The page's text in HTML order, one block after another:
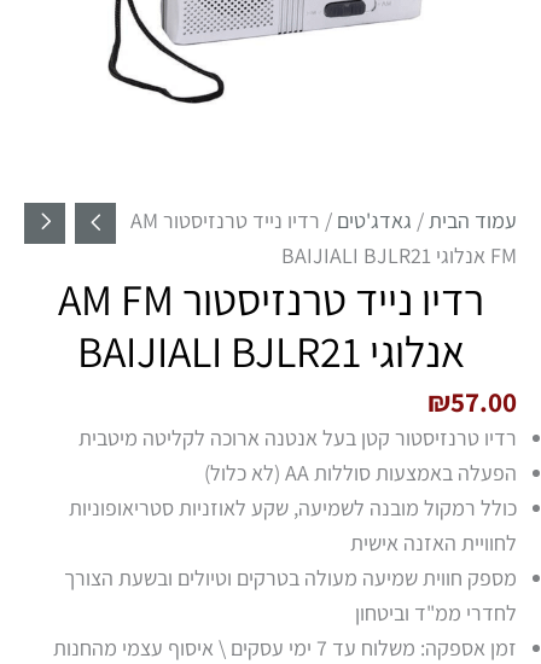
עמוד הבית/ גאדג'טים
/ רדיו נייד טרנזיסטור AM
FM אנלוגי BAIJIALI BJLR21
רדיו נייד טרנזיסטור AM FM
אנלוגי BAIJIALI BJLR21
₪57.00
רדיו טרנזיסטור קטן בעל אנטנה ארוכה לקליטה מיטבית
הפעלה באמצעות סוללותAA (לא כלול)
כולל רמקול מובנה לשמיעה, שקע לאוזניות סטריאופוניות
לחוויית האזנה אישית
מספק חווית שמיעה מעולה בטרקים וטיולים ובשעת הצורך
לחדרי ממ"ד וביטחון
זמן אספקה: משלוח עד 7 ימי עסקים \ איסוף עצמי מהחנות